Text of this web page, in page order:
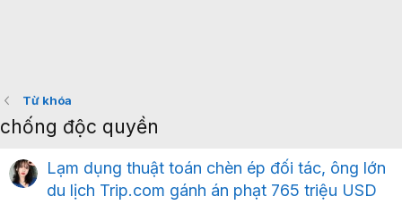
Từ khóa
chống độc quyền
Lạm dụng thuật toán chèn ép đối tác, ông lớn
du lịch Trip.com gánh án phạt 765 triệu USD